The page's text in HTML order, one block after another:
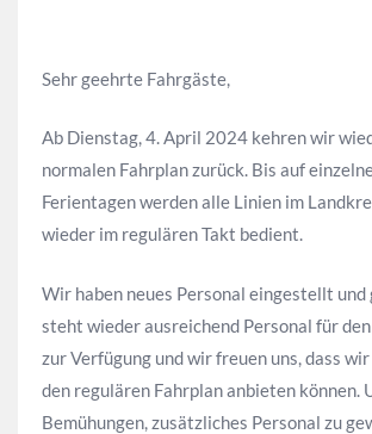
Sehr geehrte Fahrgäste,
Ab Dienstag, 4. April 2024 kehren wir
normalen Fahrplan zurück. Bis auf
Ferientagen werden alle Linien im
wieder im regulären Takt bedient.
Wir haben neues Personal eingestellt und
steht wieder ausreichend Personal für
zur Verfügung und wir freuen uns, dass
den regulären Fahrplan anbieten können.
Bemühungen, zusätzliches Personal zu